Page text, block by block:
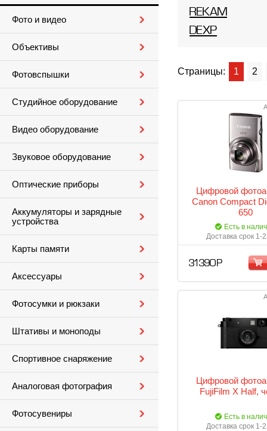
Фото и видео
Объективы
Фотовспышки
Студийное оборудование
Видео оборудование
Звуковое оборудование
Оптические приборы
Аккумуляторы и зарядные
устройства
Карты памяти
Аксессуары
Фотосумки и рюкзаки
Штативы и моноподы
Спортивное снаряжение
Аналоговая фотография
Фотосувениры
REKAM
DEXP
Страницы: 1 2
Цифровой
Canon Compact
650
Есть в
Доставка срок 1-
31 390 Р
Цифровой
FujiFilm X Half,
Есть в
Доставка срок 1-